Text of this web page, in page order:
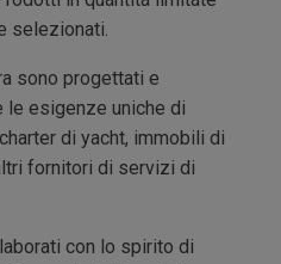
selezionati.
sono progettati e
esigenze uniche di
di yacht, immobili di
fornitori di servizi di
con lo spirito di